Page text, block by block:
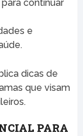
continuar
e
dicas de
que visam
PARA